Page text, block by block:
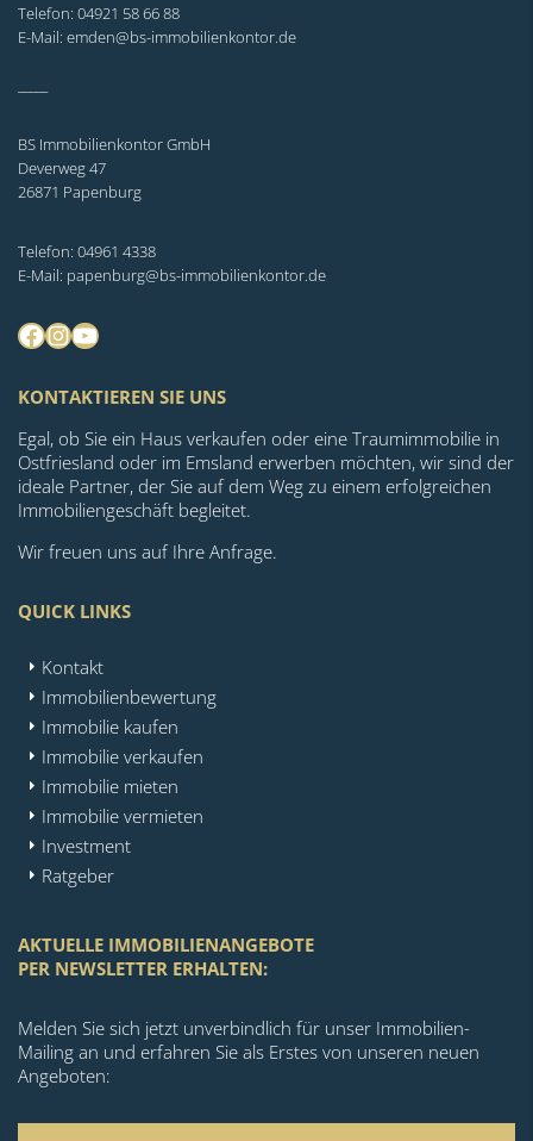
Telefon: 04921 58 66 88
E-Mail: emden@bs-immobilienkontor.de
BS Immobilienkontor GmbH
Deverweg 47
26871 Papenburg
Telefon: 04961 4338
E-Mail: papenburg@bs-immobilienkontor.de
Facebook
Instagram
YouTube
KONTAKTIEREN SIE UNS
Egal, ob Sie ein Haus verkaufen oder eine Traumimmobilie in
Ostfriesland oder im Emsland erwerben möchten, wir sind der
ideale Partner, der Sie auf dem Weg zu einem erfolgreichen
Immobiliengeschäft begleitet.
Wir freuen uns auf Ihre Anfrage.
QUICK LINKS
Kontakt
Immobilienbewertung
Immobilie kaufen
Immobilie verkaufen
Immobilie mieten
Immobilie vermieten
Investment
Ratgeber
AKTUELLE IMMOBILIENANGEBOTE
PER NEWSLETTER ERHALTEN:
Melden Sie sich jetzt unverbindlich für unser Immobilien-
Mailing an und erfahren Sie als Erstes von unseren neuen
Angeboten: